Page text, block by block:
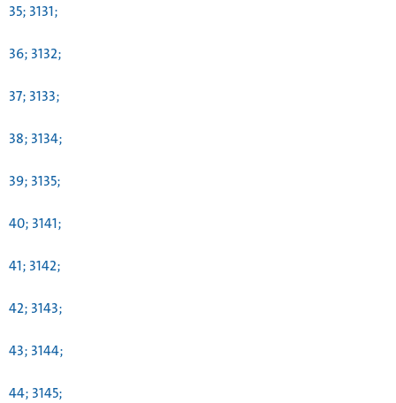
35; 3131;
36; 3132;
37; 3133;
38; 3134;
39; 3135;
40; 3141;
41; 3142;
42; 3143;
43; 3144;
44; 3145;